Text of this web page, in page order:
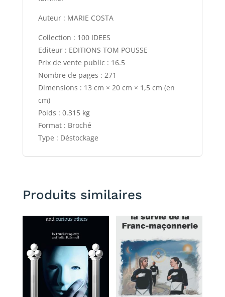
Auteur : MARIE COSTA
Collection : 100 IDEES
Editeur : EDITIONS TOM POUSSE
Prix de vente public : 16.5
Nombre de pages : 271
Dimensions : 13 cm × 20 cm × 1,5 cm (en
cm)
Poids : 0.315 kg
Format : Broché
Type : Déstockage
Produits similaires